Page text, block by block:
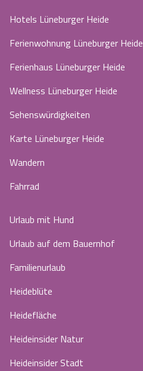
Hotels Lüneburger Heide
Ferienwohnung Lüneburger Heide
Ferienhaus Lüneburger Heide
Wellness Lüneburger Heide
Sehenswürdigkeiten
Karte Lüneburger Heide
Wandern
Fahrrad
Urlaub mit Hund
Urlaub auf dem Bauernhof
Familienurlaub
Heideblüte
Heidefläche
Heideinsider Natur
Heideinsider Stadt